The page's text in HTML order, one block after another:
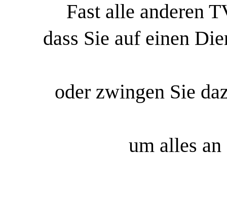
Fast alle anderen
dass Sie auf einen
oder zwingen Sie
um alles